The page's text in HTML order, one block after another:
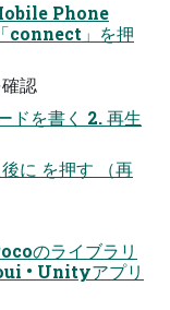
Phone
connect」を押
認
ドを書く 2. 再生
に を押す （再
のライブラリ
• Unityアプリ